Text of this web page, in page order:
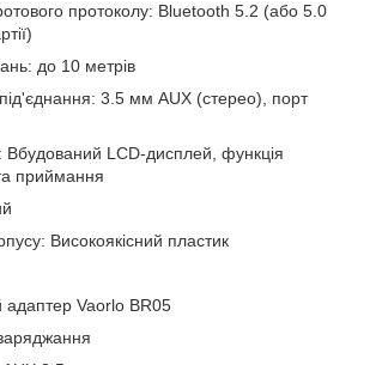
протоколу: Bluetooth 5.2 (або 5.0
до 10 метрів
3.5 мм AUX (стерео), порт
Вбудований LCD-дисплей, функція
приймання
Високоякісний пластик
адаптер Vaorlo BR05